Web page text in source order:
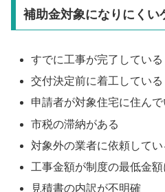
補助金対象になりにくい
すでに工事が完了している
交付決定前に着工している
申請者が対象住宅に住んで
市税の滞納がある
対象外の業者に依頼してい
工事金額が制度の最低金
見積書の内訳が不明確